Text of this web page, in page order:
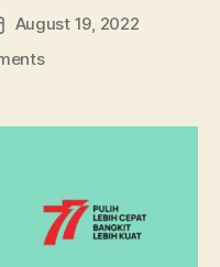
August 19, 2022